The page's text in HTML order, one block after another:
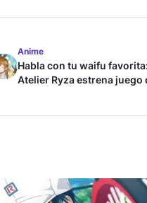
Anime
Habla con tu waifu favorita:
Atelier Ryza estrena juego